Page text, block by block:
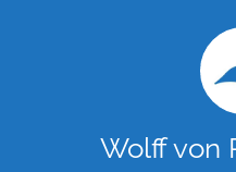
Wolff von